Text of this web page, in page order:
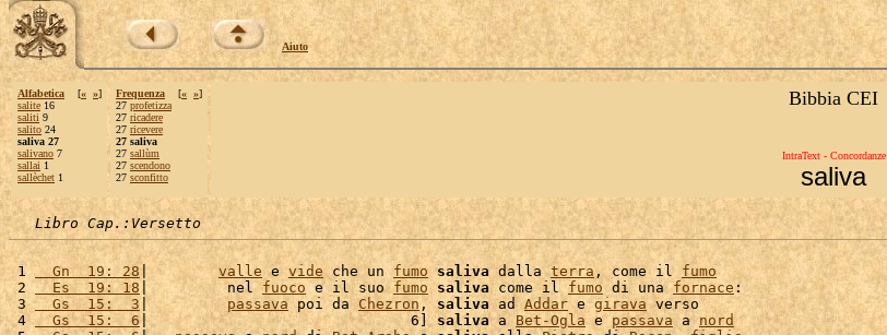
Aiuto
Alfabetica [« »]
salite 16
saliti 9
salito 24
saliva 27
salivano 7
sallai 1
sallèchet 1
Frequenza [« »]
27 profetizza
27 ricadere
27 ricevere
27 saliva
27 sallùm
27 scendono
27 sconfitto
Bibbia CEI
IntraText - Concordanze
saliva
Libro Cap.:Versetto
1
  Gn  19: 28
| valle e vide che un fumo saliva dalla terra , come il fumo
2
  Es  19: 18
|         nel fuoco e il suo fumo saliva come il fumo di una fornace:
3
  Gs  15:  3
| passava poi da Chezron , saliva ad Addar e girava verso
4
  Gs  15:  6
|                              6] saliva a Bet-Ogla e passava a nord